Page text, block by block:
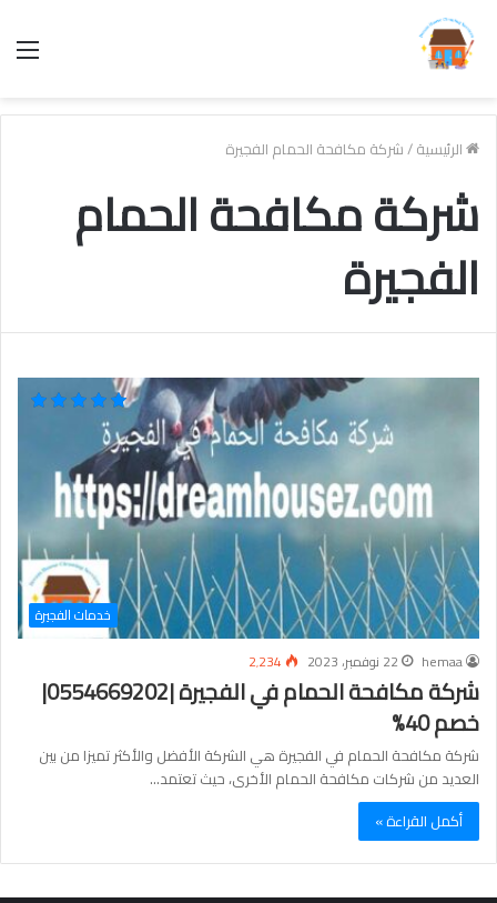
الرئيسية/شركة مكافحة الحمام الفجيرة
شركة مكافحة الحمام
الفجيرة
خدمات الفجيرة
hemaa
22 نوفمبر، 2023 2٬234
شركة مكافحة الحمام في الفجيرة |0554669202|
خصم 40%
شركة مكافحة الحمام في الفجيرة هي الشركة الأفضل والأكثر تميزا من بين
العديد من شركات مكافحة الحمام الأخرى، حيث تعتمد…
أكمل القراءة »